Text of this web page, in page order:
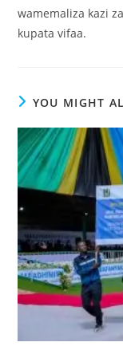
wamemaliza kazi
kupata vifaa.
YOU MIGHT